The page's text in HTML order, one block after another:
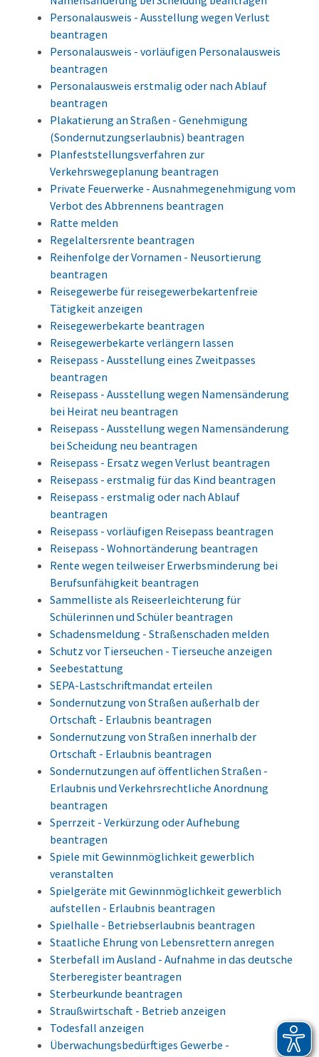
Personalausweis - Ausstellung wegen Verlust
beantragen
Personalausweis - vorläufigen Personalausweis
beantragen
Personalausweis erstmalig oder nach Ablauf
beantragen
Plakatierung an Straßen - Genehmigung
(Sondernutzungserlaubnis) beantragen
Planfeststellungsverfahren zur
Verkehrswegeplanung beantragen
Private Feuerwerke - Ausnahmegenehmigung vom
Verbot des Abbrennens beantragen
Ratte melden
Regelaltersrente beantragen
Reihenfolge der Vornamen - Neusortierung
beantragen
Reisegewerbe für reisegewerbekartenfreie
Tätigkeit anzeigen
Reisegewerbekarte beantragen
Reisegewerbekarte verlängern lassen
Reisepass - Ausstellung eines Zweitpasses
beantragen
Reisepass - Ausstellung wegen Namensänderung
bei Heirat neu beantragen
Reisepass - Ausstellung wegen Namensänderung
bei Scheidung neu beantragen
Reisepass - Ersatz wegen Verlust beantragen
Reisepass - erstmalig für das Kind beantragen
Reisepass - erstmalig oder nach Ablauf
beantragen
Reisepass - vorläufigen Reisepass beantragen
Reisepass - Wohnortänderung beantragen
Rente wegen teilweiser Erwerbsminderung bei
Berufsunfähigkeit beantragen
Sammelliste als Reiseerleichterung für
Schülerinnen und Schüler beantragen
Schadensmeldung - Straßenschaden melden
Schutz vor Tierseuchen - Tierseuche anzeigen
Seebestattung
SEPA-Lastschriftmandat erteilen
Sondernutzung von Straßen außerhalb der
Ortschaft - Erlaubnis beantragen
Sondernutzung von Straßen innerhalb der
Ortschaft - Erlaubnis beantragen
Sondernutzungen auf öffentlichen Straßen -
Erlaubnis und Verkehrsrechtliche Anordnung
beantragen
Sperrzeit - Verkürzung oder Aufhebung
beantragen
Spiele mit Gewinnmöglichkeit gewerblich
veranstalten
Spielgeräte mit Gewinnmöglichkeit gewerblich
aufstellen - Erlaubnis beantragen
Spielhalle - Betriebserlaubnis beantragen
Staatliche Ehrung von Lebensrettern anregen
Sterbefall im Ausland - Aufnahme in das deutsche
Sterberegister beantragen
Sterbeurkunde beantragen
Straußwirtschaft - Betrieb anzeigen
Todesfall anzeigen
Überwachungsbedürftiges Gewerbe -